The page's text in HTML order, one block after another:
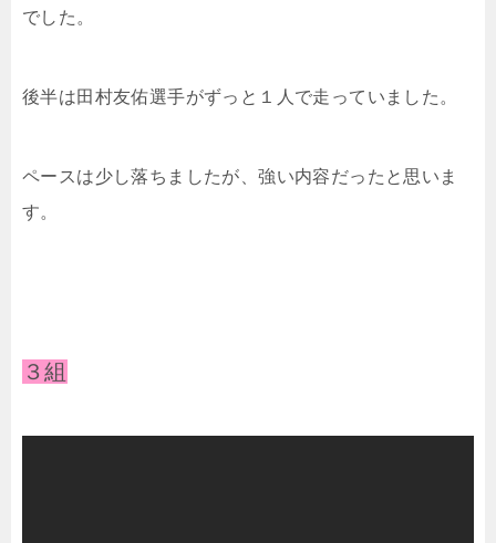
でした。
後半は田村友佑選手がずっと１人で走っていました。
ペースは少し落ちましたが、強い内容だったと思いま
す。
３組